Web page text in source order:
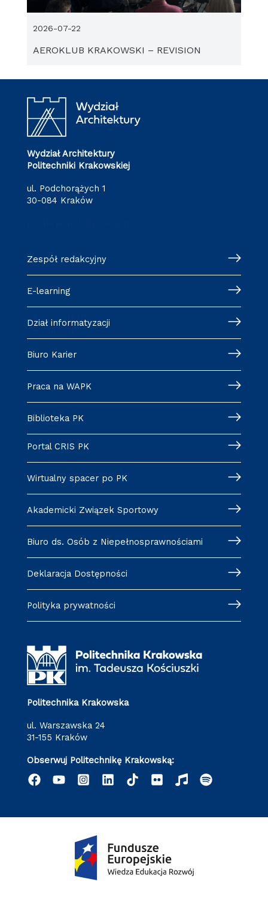
AEROKLUB KRAKOWSKI – REVISION
2026-07-22
Wydział Architektury
Politechniki Krakowskiej
ul. Podchorążych 1
30-084 Kraków
Zespół redakcyjny
E-learning
Dział informatyzacji
Biuro Karier
Praca na WAPK
Biblioteka PK
Portal CRIS PK
Wirtualny spacer po PK
Akademicki Związek Sportowy
Biuro ds. Osób z Niepełnosprawnościami
Deklaracja Dostępności
Polityka prywatności
Politechnika Krakowska
ul. Warszawska 24
31-155 Kraków
Obserwuj Politechnikę Krakowską: